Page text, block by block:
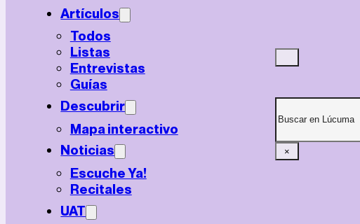
Artículos
Todos
Listas
Entrevistas
Guías
Descubrir
Mapa interactivo
Noticias
Escuche Ya!
Recitales
UAT
Buscar
×